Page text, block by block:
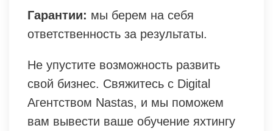
Гарантии: мы берем на себя
ответственность за результаты.
Не упустите возможность развить
свой бизнес. Свяжитесь с Digital
Агентством Nastas, и мы поможем
вам вывести ваше обучение яхтингу